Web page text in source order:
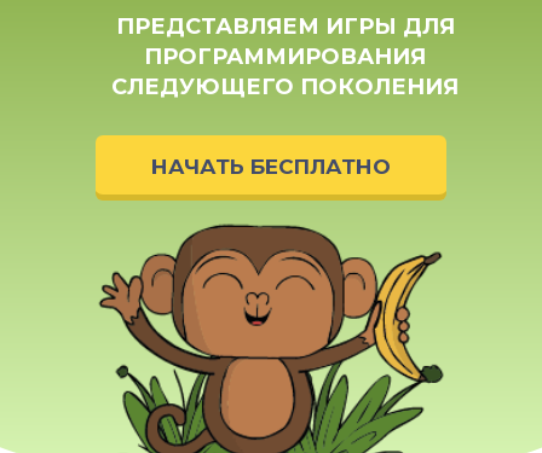
ПРЕДСТАВЛЯЕМ ИГРЫ ДЛЯ
ПРОГРАММИРОВАНИЯ
СЛЕДУЮЩЕГО ПОКОЛЕНИЯ
НАЧАТЬ БЕСПЛАТНО